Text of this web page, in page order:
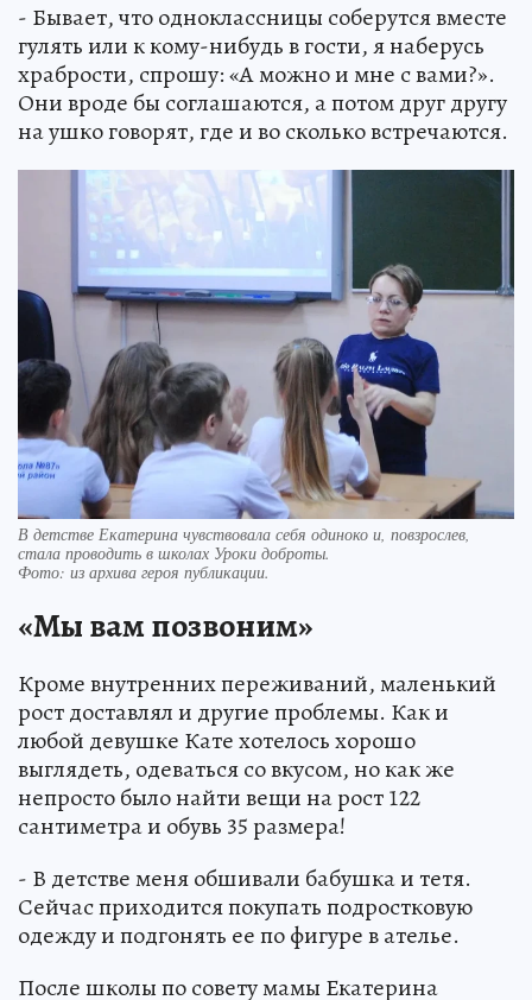
- Бывает, что одноклассницы соберутся вместе
гулять или к кому-нибудь в гости, я наберусь
храбрости, спрошу: «А можно и мне с вами?».
Они вроде бы соглашаются, а потом друг другу
на ушко говорят, где и во сколько встречаются.
В детстве Екатерина чувствовала себя одиноко и, повзрослев,
стала проводить в школах Уроки доброты.
Фото: из архива героя публикации.
«Мы вам позвоним»
Кроме внутренних переживаний, маленький
рост доставлял и другие проблемы. Как и
любой девушке Кате хотелось хорошо
выглядеть, одеваться со вкусом, но как же
непросто было найти вещи на рост 122
сантиметра и обувь 35 размера!
- В детстве меня обшивали бабушка и тетя.
Сейчас приходится покупать подростковую
одежду и подгонять ее по фигуре в ателье.
После школы по совету мамы Екатерина